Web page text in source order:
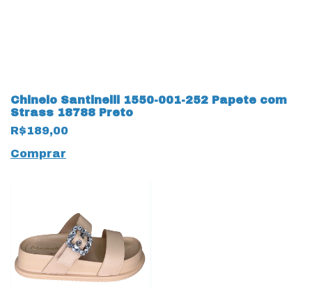
Chinelo Santinelli 1550-001-252 Papete com
Strass 18788 Preto
R$189,00
Comprar